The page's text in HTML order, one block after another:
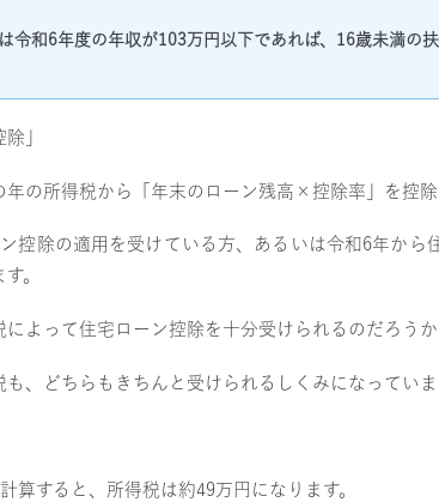
令和6年度の年収が103万円以下であれば、16歳未満の扶
」
の所得税から「年末のローン残高×控除率」を控除
控除の適用を受けている方、あるいは令和6年から
。
よって住宅ローン控除を十分受けられるのだろう
、どちらもきちんと受けられるしくみになっていま
算すると、所得税は約49万円になります。